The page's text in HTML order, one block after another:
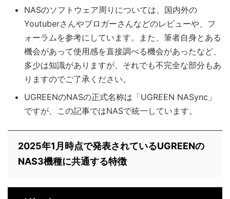
NASのソフトウェア周りについては、国内外の
Youtuberさんやブロガーさんなどのレビューや、フ
ォーラムを参考にしています。また、筆者自身とある
機会があって使用感を直接調べる機会があったなど、
多少は知識がありますが、それでも不完全な部分もあ
りますのでご了承ください。
UGREENのNASの正式名称は「UGREEN NASync」
ですが、この記事ではNASで統一しています。
2025年1月時点で発表されているUGREENの
NAS3機種に共通する特徴